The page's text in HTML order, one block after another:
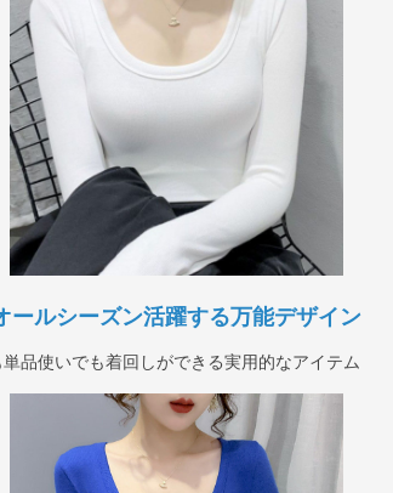
ールシーズン活躍する万能デザイン
品使いでも着回しができる実用的なアイテム